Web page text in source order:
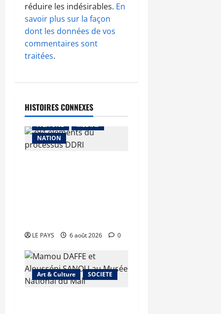
réduire les indésirables. En
savoir plus sur la façon
dont les données de vos
commentaires sont
traitées.
HISTOIRES CONNEXES
A LA UNE
MEDIAS
NATION
LE PAYS 6 août 2026 0
Art & Culture SOCIETE